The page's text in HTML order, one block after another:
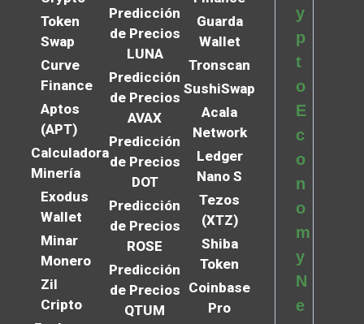
Token
Swap
Curve
Finance
Aptos
(APT)
Calculadora
Minería
Exodus
Wallet
Minar
Monero
Zil
Cripto
Predicción
de Precios
LUNA
Predicción
de Precios
AVAX
Predicción
de Precios
DOT
Predicción
de Precios
ROSE
Predicción
de Precios
QTUM
Guarda
Wallet
Tronscan
SushiSwap
Acala
Network
Ledger
Nano S
Tezos
(XTZ)
Shiba
Token
Coinbase
Pro
y
p
t
o
E
c
o
n
o
m
y
N
e